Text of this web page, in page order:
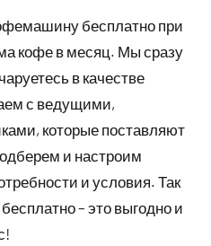
бесплатно при
кофе в месяц. Мы сразу
в качестве
с ведущими,
которые поставляют
и настроим
и условия. Так
– это выгодно и